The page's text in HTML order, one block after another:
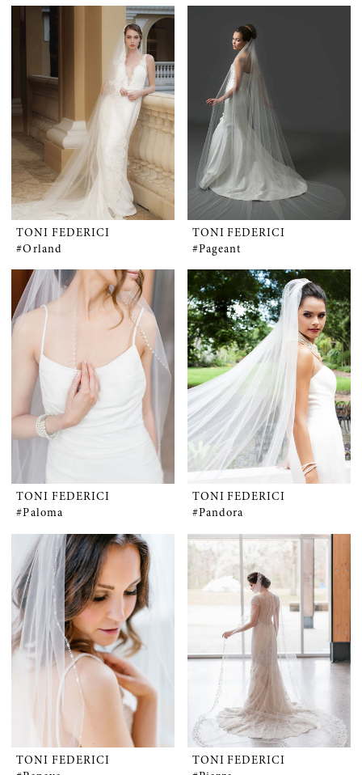
TONI FEDERICI
#Orland
TONI FEDERICI
#Pageant
TONI FEDERICI
#Paloma
TONI FEDERICI
#Pandora
TONI FEDERICI
TONI FEDERICI